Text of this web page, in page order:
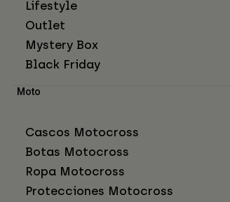
Lifestyle
Outlet
Mystery Box
Black Friday
Moto
Cascos Motocross
Botas Motocross
Ropa Motocross
Protecciones Motocross